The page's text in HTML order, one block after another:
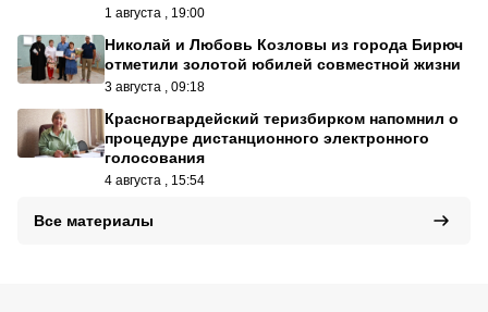
1 августа , 19:00
Николай и Любовь Козловы из города Бирюч
отметили золотой юбилей совместной жизни
3 августа , 09:18
Красногвардейский теризбирком напомнил о
процедуре дистанционного электронного
голосования
4 августа , 15:54
Все материалы